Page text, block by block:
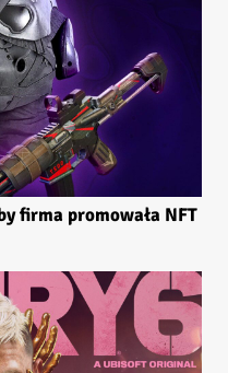
firma promowała NFT